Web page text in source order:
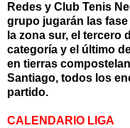
Redes y Club Tenis
grupo jugarán las
la zona sur, el tercero
categoría y el último
en tierras
Santiago, todos los
partido.
CALENDARIO LIGA